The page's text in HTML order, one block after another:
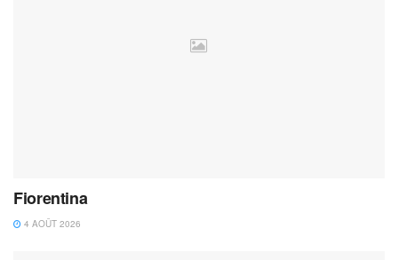
Fiorentina
4 AOÛT 2026